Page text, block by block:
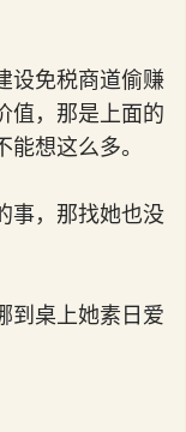
设免税商道偷赚
值，那是上面的
想这么多。
事，那找她也没
到桌上她素日爱